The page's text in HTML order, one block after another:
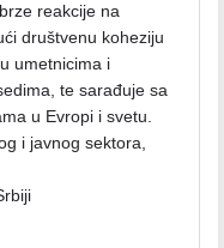
reakcije na
društvenu koheziju
umetnicima i
te sarađuje sa
u Evropi i svetu.
i javnog sektora,